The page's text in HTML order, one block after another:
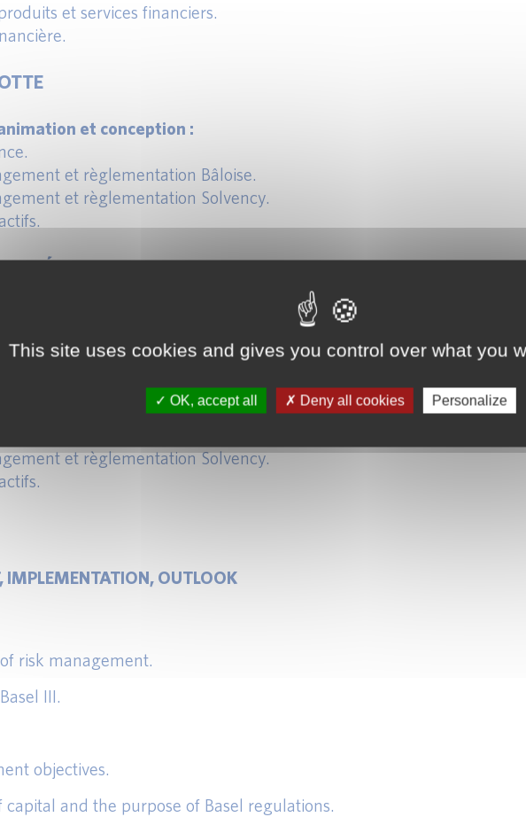
et services financiers.
et conception :
et règlementation Bâloise.
et règlementation Solvency.
et conception :
contrôle de gestion et fiscalité.
et règlementation Bâloise.
d’audit et de contrôle interne bancaires.
et règlementation Solvency.
IMPLEMENTATION, OUTLOOK
risk management.
III.
objectives.
and the purpose of Basel regulations.
This site uses cookies and gives you control over what you
OK, accept all Deny all cookies Personalize